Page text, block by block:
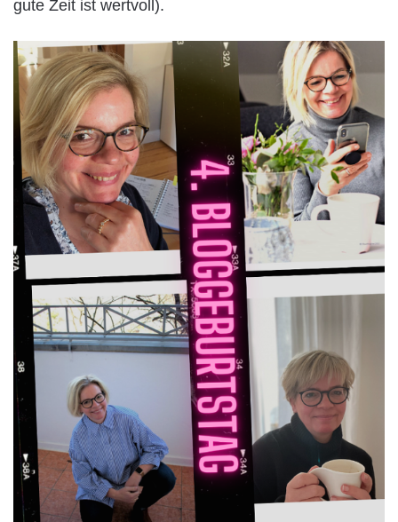
gute Zeit ist wertvoll).